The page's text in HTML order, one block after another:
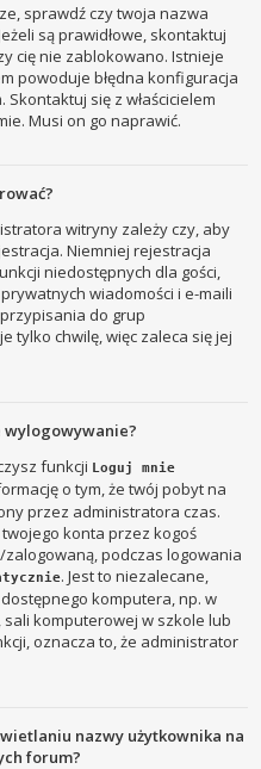
sprawdź czy twoja nazwa
są prawidłowe, skontaktuj
cię nie zablokowano. Istnieje
powoduje błędna konfiguracja
się z właścicielem
Musi on go naprawić.
witryny zależy czy, aby
Niemniej rejestracja
niedostępnych dla gości,
wiadomości i e-maili
do grup
tylko chwilę, więc zaleca się jej
wylogowywanie?
funkcji Loguj mnie
o tym, że twój pobyt na
przez administratora czas.
konta przez kogoś
podczas logowania
. Jest to niezalecane,
komputera, np. w
komputerowej w szkole lub
oznacza to, że administrator
nazwy użytkownika na
forum?